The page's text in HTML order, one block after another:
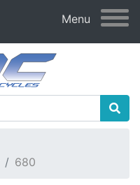
Menu
680